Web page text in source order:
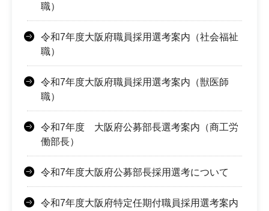
職）
令和7年度大阪府職員採用選考案内（社会福祉
職）
令和7年度大阪府職員採用選考案内（獣医師
職）
令和7年度 大阪府公募部長選考案内（商工労
働部長）
令和7年度大阪府公募部長採用選考について
令和7年度大阪府特定任期付職員採用選考案内